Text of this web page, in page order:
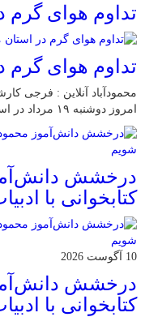
تداوم هوای گرم
تداوم هوای گرم
محمودآباد آنلاین : فرجی
امروز دوشنبه ۱۹ مرداد در استان مازندران ادامه دارد.
درخشش
کتابخوانی با
10 آگوست 2026
درخشش
کتابخوانی با